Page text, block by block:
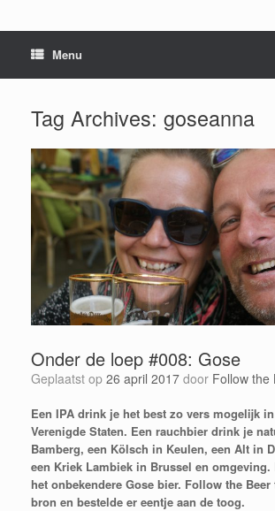
Menu
Tag Archives: goseanna
Onder de loep #008: Gose
Geplaatst op 26 april 2017 door Follow the
Een IPA drink je het best zo vers mogelijk
Verenigde Staten. Een rauchbier drink je
Bamberg, een Kölsch in Keulen, een Alt in
een Kriek Lambiek in Brussel en omgeving.
het onbekendere Gose bier. Follow the
bron en bestelde er eentje aan de toog.